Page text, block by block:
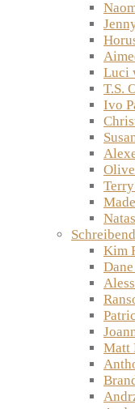
Luci
T.S.
Ivo
Kim
Matt